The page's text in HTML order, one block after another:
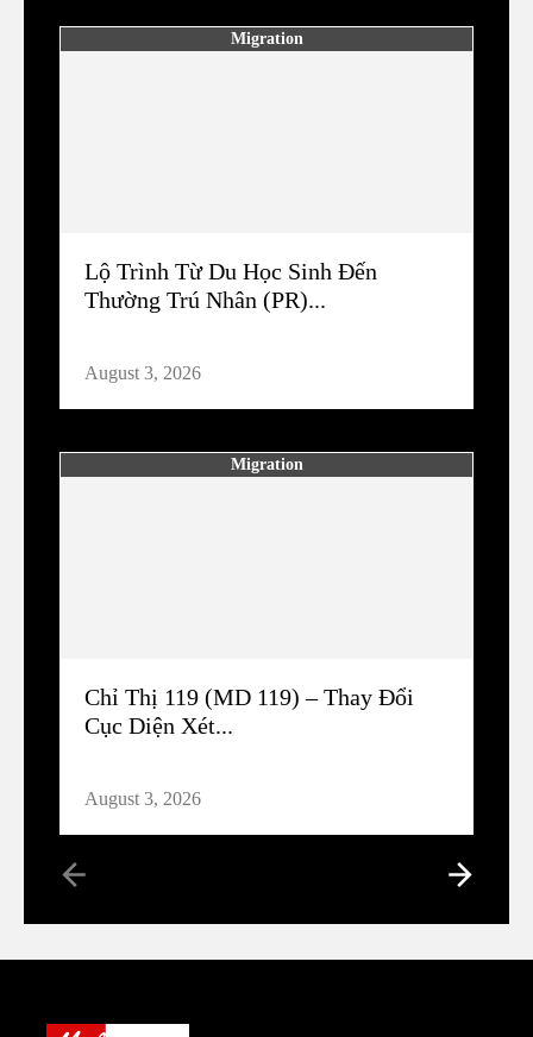
Migration
Lộ Trình Từ Du Học Sinh Đến
Thường Trú Nhân (PR)...
August 3, 2026
Migration
Chỉ Thị 119 (MD 119) – Thay Đổi
Cục Diện Xét...
August 3, 2026